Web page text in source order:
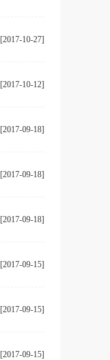
[2017-10-27]
[2017-10-12]
[2017-09-18]
[2017-09-18]
[2017-09-18]
[2017-09-15]
[2017-09-15]
[2017-09-15]